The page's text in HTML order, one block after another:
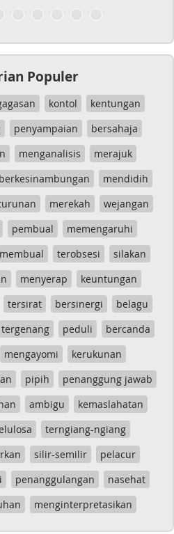
Populer
kontol
kentungan
penyampaian
bersahaja
menganalisis
merajuk
berkesinambungan
mendidih
merekah
wejangan
pembual
memengaruhi
membual terobsesi
silakan
menyerap
keuntungan
tersirat bersinergi
belagu
tergenang peduli
bercanda
mengayomi
kerukunan
pipih
penanggung jawab
ambigu
kemaslahatan
terngiang-ngiang
silir-semilir
pelacur
penanggulangan
nasehat
menginterpretasikan